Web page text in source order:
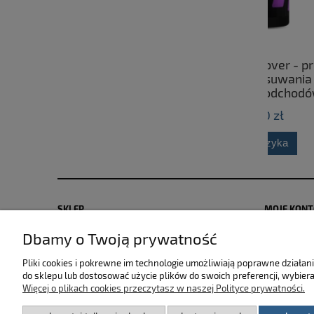
SKLEP
Zwroty i reklamacje
Regulamin sklepu
MOJE
Dbamy o Twoją prywatność
Pliki cookies i pokrewne im technologie umożliwiają poprawne
do sklepu lub dostosować użycie plików do swoich preferencji,
Więcej o plikach cookies przeczytasz w naszej Polityce prywatności.